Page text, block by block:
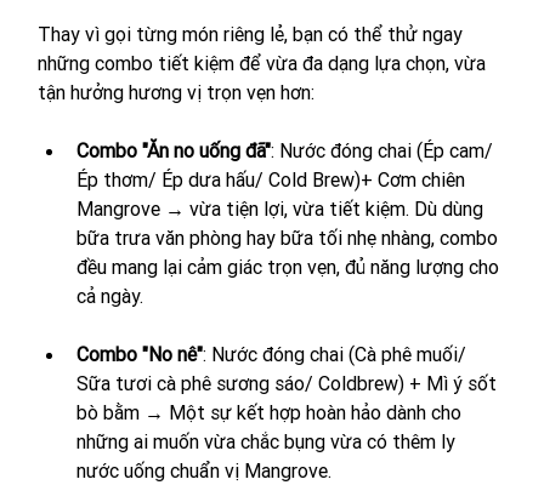
Thay vì gọi từng món riêng lẻ, bạn có thể thử ngay
những combo tiết kiệm để vừa đa dạng lựa chọn, vừa
tận hưởng hương vị trọn vẹn hơn:
Combo "Ăn no uống đã": Nước đóng chai (Ép cam/
Ép thơm/ Ép dưa hấu/ Cold Brew)+ Cơm chiên
Mangrove → vừa tiện lợi, vừa tiết kiệm. Dù dùng
bữa trưa văn phòng hay bữa tối nhẹ nhàng, combo
đều mang lại cảm giác trọn vẹn, đủ năng lượng cho
cả ngày.
Combo "No nê": Nước đóng chai (Cà phê muối/
Sữa tươi cà phê sương sáo/ Coldbrew) + Mì ý sốt
bò bằm → Một sự kết hợp hoàn hảo dành cho
những ai muốn vừa chắc bụng vừa có thêm ly
nước uống chuẩn vị Mangrove.